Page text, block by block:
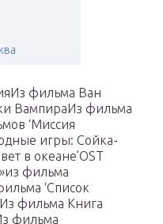
фильма Ван
ВампираИз фильма
‘Миссия
игры: Сойка-
в океане’OST
фильма
‘Список
фильма Книга
фильма